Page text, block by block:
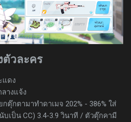
วละคร
แดง
างแจ้ง
กตุ๊กตามาทำดาเมจ 202% - 386% ใส่
เป็น CC) 3.4-3.9 วินาที / ตัวตุ๊กคามี